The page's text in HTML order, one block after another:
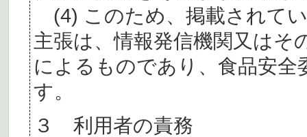
(4) このため、掲載されて
主張は、情報発信機関又はそ
によるものであり、食品安
す。
３ 利用者の責務